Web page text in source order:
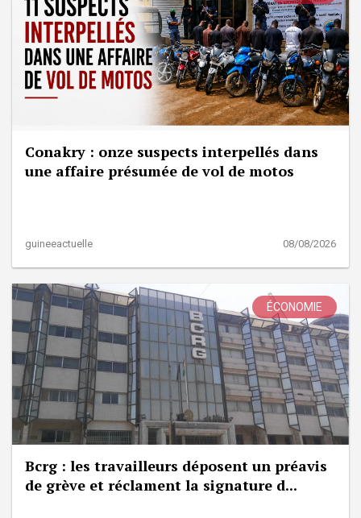
Conakry : onze suspects interpellés dans
une affaire présumée de vol de motos
guineeactuelle 08/08/2026
ÉCONOMIE
Bcrg : les travailleurs déposent un préavis
de grève et réclament la signature d...